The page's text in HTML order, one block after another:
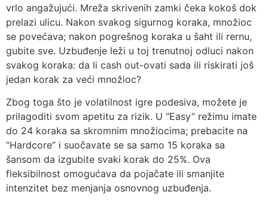
vrlo angažujući. Mreža skrivenih zamki čeka kokoš dok
prelazi ulicu. Nakon svakog sigurnog koraka, množioc
se povećava; nakon pogrešnog koraka u šaht ili rernu,
gubite sve. Uzbuđenje leži u toj trenutnoj odluci nakon
svakog koraka: da li cash out-ovati sada ili riskirati još
jedan korak za veći množioc?
Zbog toga što je volatilnost igre podesiva, možete je
prilagoditi svom apetitu za rizik. U “Easy” režimu imate
do 24 koraka sa skromnim množiocima; prebacite na
“Hardcore” i suočavate se sa samo 15 koraka sa
šansom da izgubite svaki korak do 25%. Ova
fleksibilnost omogućava da pojačate ili smanjite
intenzitet bez menjanja osnovnog uzbuđenja.